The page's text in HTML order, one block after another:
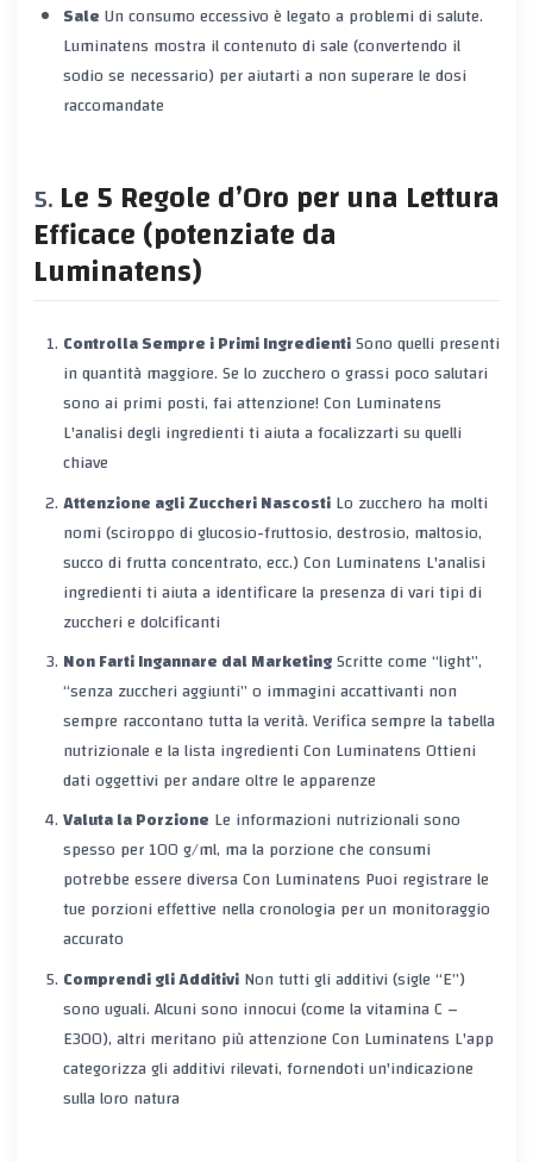
SaleUn consumo eccessivo è legato a problemi di salute.
Luminatens mostra il contenuto di sale (convertendo il
sodio se necessario) per aiutarti a non superare le dosi
raccomandate
Le 5 Regole d’Oro per una Lettura
Efficace (potenziate da
Luminatens)
Controlla Sempre i Primi IngredientiSono quelli presenti
in quantità maggiore. Se lo zucchero o grassi poco salutari
sono ai primi posti, fai attenzione!Con Luminatens
L'analisi degli ingredienti ti aiuta a focalizzarti su quelli
chiave
Attenzione agli Zuccheri NascostiLo zucchero ha molti
nomi (sciroppo di glucosio-fruttosio, destrosio, maltosio,
succo di frutta concentrato, ecc.)Con Luminatens L'analisi
ingredienti ti aiuta a identificare la presenza di vari tipi di
zuccheri e dolcificanti
Non Farti Ingannare dal MarketingScritte come “light”,
“senza zuccheri aggiunti” o immagini accattivanti non
sempre raccontano tutta la verità. Verifica sempre la tabella
nutrizionale e la lista ingredientiCon LuminatensOttieni
dati oggettivi per andare oltre le apparenze
Valuta la Porzione Le informazioni nutrizionali sono
spesso per 100 g/ml, ma la porzione che consumi
potrebbe essere diversaCon Luminatens Puoi registrare le
tue porzioni effettive nella cronologia per un monitoraggio
accurato
Comprendi gli AdditiviNon tutti gli additivi (sigle “E”)
sono uguali. Alcuni sono innocui (come la vitamina C –
E300), altri meritano più attenzioneCon Luminatens L'app
categorizza gli additivi rilevati, fornendoti un'indicazione
sulla loro natura